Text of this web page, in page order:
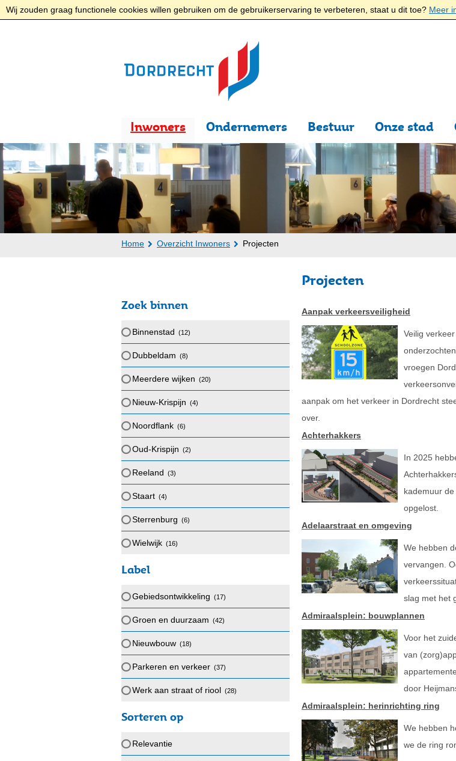
Wij zouden graag functionele cookies willen gebruiken om de gebruikerservaring te verbeteren, staat u dit toe? Meer
Inwoners Ondernemers Bestuur Onze stad
Home Overzicht Inwoners Projecten
Projecten
Aanpak verkeersveiligheid
Veilig
vroegen
aanpak om het verkeer in Dordrecht
over.
Achterhakkers
In 2025
kademuur
opgelost.
Adelaarstraat en omgeving
We hebben
vervangen.
slag met het
Admiraalsplein: bouwplannen
Voor het
van
door
Admiraalsplein: herinrichting ring
We hebben
we de ring
Zoek binnen
Binnenstad (12)
Dubbeldam (8)
Meerdere wijken (20)
Nieuw-Krispijn (4)
Noordflank (6)
Oud-Krispijn (2)
Reeland (3)
Staart (4)
Sterrenburg (6)
Wielwijk (16)
Label
Gebiedsontwikkeling (17)
Groen en duurzaam (42)
Nieuwbouw (18)
Parkeren en verkeer (37)
Werk aan straat of riool (28)
Sorteren op
Relevantie